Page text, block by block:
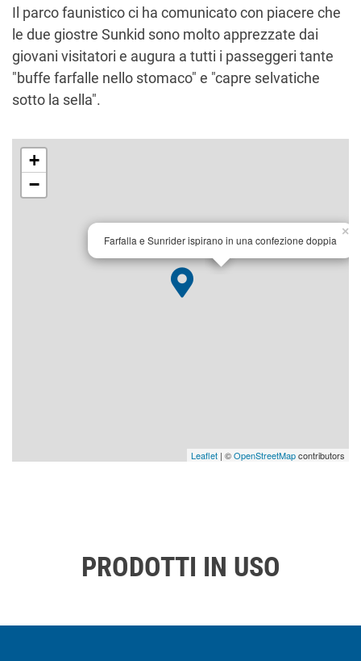
Il parco faunistico ci ha comunicato con piacere che
le due giostre Sunkid sono molto apprezzate dai
giovani visitatori e augura a tutti i passeggeri tante
"buffe farfalle nello stomaco" e "capre selvatiche
sotto la sella".
Farfalla e Sunrider ispirano in una confezione doppia
×
+
−
Leaflet | ©OpenStreetMapcontributors
PRODOTTI IN USO